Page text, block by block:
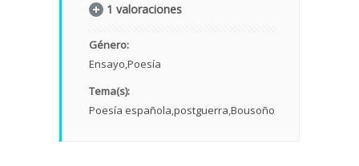
1 valoraciones
Género:
Ensayo Poesía
Tema(s):
Poesía española postguerra Bousoño